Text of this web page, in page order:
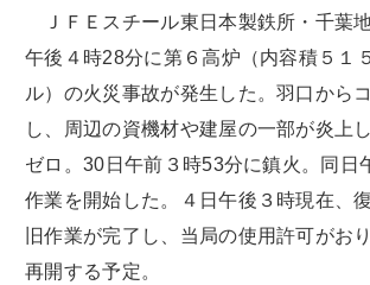
ＪＦＥスチール東日本製鉄所・千葉
午後４時28分に第６高炉（内容積５１
ル）の火災事故が発生した。羽口から
し、周辺の資機材や建屋の一部が炎上
ゼロ。30日午前３時53分に鎮火。同日
作業を開始した。４日午後３時現在、
旧作業が完了し、当局の使用許可がお
再開する予定。